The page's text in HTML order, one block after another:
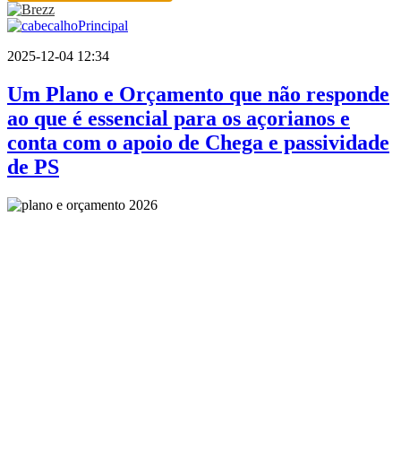
2025-12-04 12:34
Um Plano e Orçamento que não responde
ao que é essencial para os açorianos e
conta com o apoio de Chega e passividade
de PS